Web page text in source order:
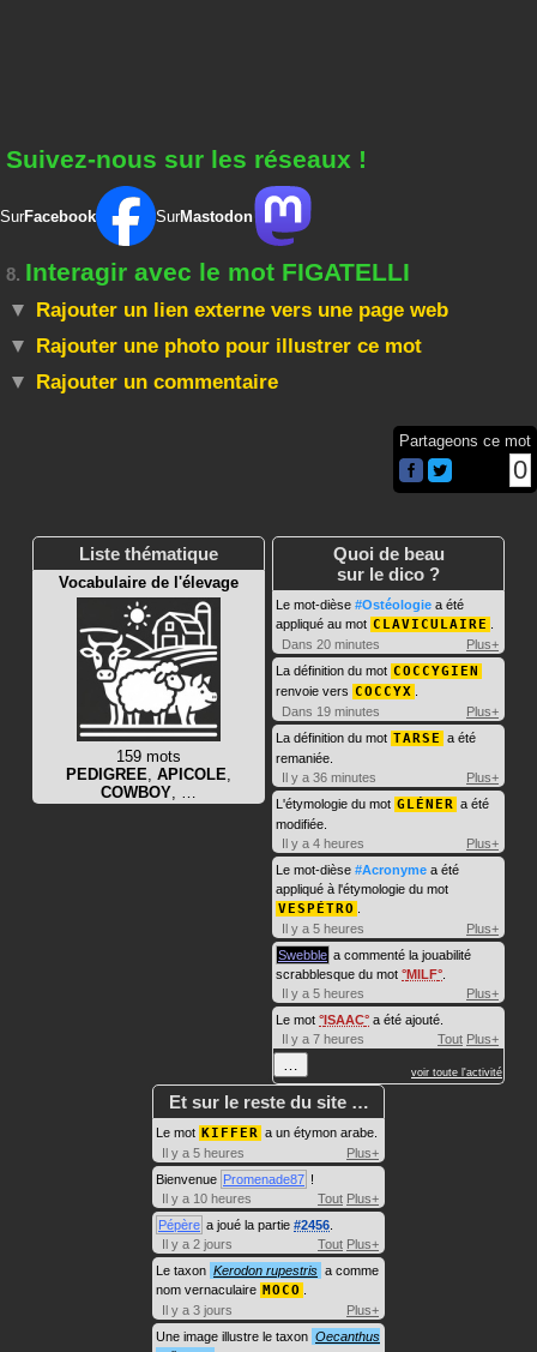
Suivez-nous sur les réseaux !
SurFacebook SurMastodon
8. Interagir avec le mot FIGATELLI
Rajouter un lien externe vers une page web
Rajouter une photo pour illustrer ce mot
Rajouter un commentaire
Partageons ce mot
0
Liste thématique
Vocabulaire de l'élevage
159 mots
PEDIGREE, APICOLE,
COWBOY, …
Quoi de beau
sur le dico ?
Le mot-dièse #Ostéologie a été
appliqué au mot CLAVICULAIRE
Dans 20 minutes
Plus+
La définition du mot COCCYGIEN
renvoie vers COCCYX
Dans 19 minutes
Plus+
La définition du mot TARSE a été
remaniée.
Il y a 36 minutes
Plus+
L'étymologie du mot GLÉNER a été
modifiée.
Il y a 4 heures
Plus+
Le mot-dièse #Acronyme a été
appliqué à l'étymologie du mot
VESPÉTRO
Il y a 5 heures
Plus+
Swebble a commenté la jouabilité
scrabblesque du mot MILF
Il y a 5 heures
Plus+
Le mot ISAAC a été ajouté.
Il y a 7 heures
Tout Plus+
… voir toute l'activité
Et sur le reste du site …
Le mot KIFFER a un étymon arabe.
Il y a 5 heures
Plus+
Bienvenue Promenade87 !
Il y a 10 heures
Tout Plus+
Pépère a joué la partie #2456
Il y a 2 jours
Tout Plus+
Le taxon Kerodon rupestris a comme
nom vernaculaire MOCO
Il y a 3 jours
Plus+
Une image illustre le taxon Oecanthus